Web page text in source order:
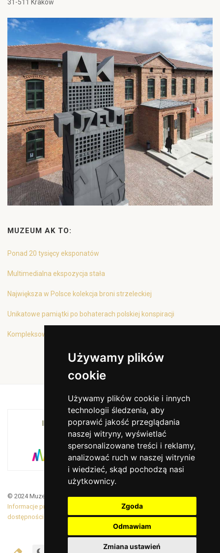
Używamy plików
cookie
Używamy plików cookie i innych
technologii śledzenia, aby
poprawić jakość przeglądania
naszej witryny, wyświetlać
spersonalizowane treści i reklamy,
analizować ruch w naszej witrynie
i wiedzieć, skąd pochodzą nasi
użytkownicy.
Zgoda
Odmawiam
Zmiana ustawień
31-511 Kraków
MUZEUM AK TO:
Ponad 20 tysięcy eksponatów
Multimedialna ekspozycja stała
Największa w Polsce kolekcja broni strzeleckiej
Unikatowe pamiątki po bohaterach polskiej konspiracji
Kompleksowa oferta edukacyjna
INSTYTUCJA KULTURY MIASTA KRAKOWA I
WOJEWÓDZTWA MAŁOPOLSKIEGO
© 2024 Muzeum Armii Krajowej. Translated by Google Translate
Informacje prawne
Zamówienia publiczne|
dostępności